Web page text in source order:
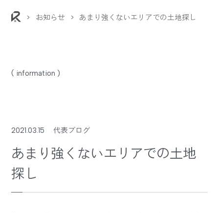
> お知らせ > あまり強くないエリアでの土地探し
( information )
2021.03.15 代表ブログ
あまり強くないエリアでの土地
探し